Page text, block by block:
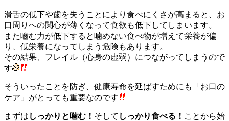
滑舌の低下や歯を失うことにより食べにくさが高まると、お
口周りへの関心が薄くなって食欲も低下してしまいます。
また嚙む力が低下すると噛めない食べ物が増えて栄養が偏
り、低栄養になってしまう危険もあります。
その結果、フレイル（心身の虚弱）につながってしまうので
す
そういったことを防ぎ、健康寿命を延ばすためにも「お口の
ケア」がとっても重要なのです
まずは しっかりと噛む！ そして しっかり食べる！ ことから始